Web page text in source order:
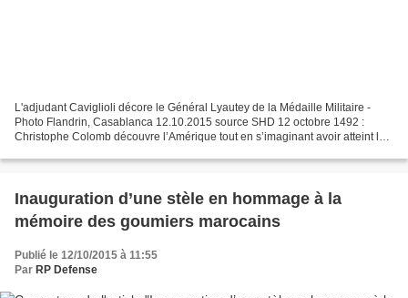
L'adjudant Caviglioli décore le Général Lyautey de la Médaille Militaire -
Photo Flandrin, Casablanca 12.10.2015 source SHD 12 octobre 1492 :
Christophe Colomb découvre l’Amérique tout en s’imaginant avoir atteint les
Inauguration d’une stèle en hommage à la
mémoire des goumiers marocains
Publié le 12/10/2015 à 11:55
Par RP Defense